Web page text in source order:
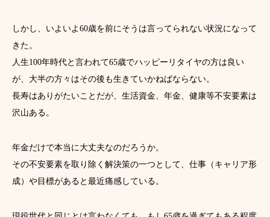
しかし、いよいよ60歳を前にそうは言ってられない状況になって
きた。
人生100年時代と言われて65歳でハッピーリタイヤの方は良い
が、大半の方々はその後も生きていかねばならない。
長寿はありがたいことだが、生活資金、年金、健康等不安要素は
沢山ある。
年金だけで本当に大丈夫なのだろうか。
その不安要素を取り除く解決策の一つとして、仕事（キャリア形
成）や目標があると最近痛感している。